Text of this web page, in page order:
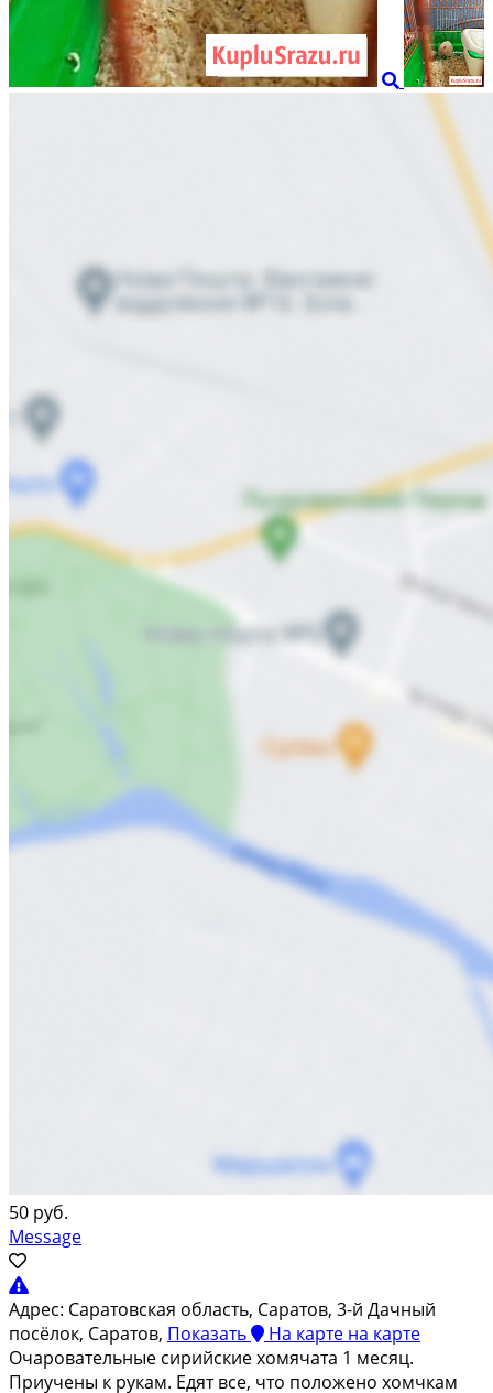
50 руб.
Message
Адрес: Саратовская область, Саратов, 3-й Дачный
посёлок, Саратов, Показать На карте на карте
Очаровательные сирийские хомячата 1 месяц.
Приучены к рукам. Едят все, что положено хомчкам